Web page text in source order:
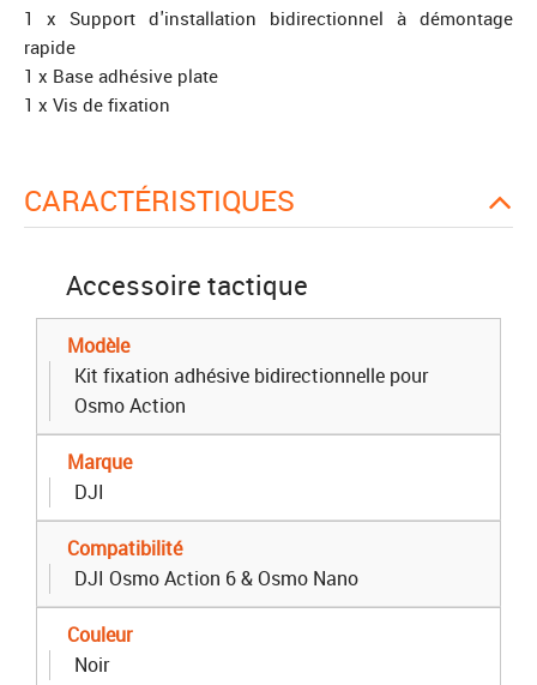
1 x Support d'installation bidirectionnel à démontage
rapide
1 x Base adhésive plate
1 x Vis de fixation
CARACTÉRISTIQUES
Accessoire tactique
Modèle
Kit fixation adhésive bidirectionnelle pour
Osmo Action
Marque
DJI
Compatibilité
DJI Osmo Action 6 & Osmo Nano
Couleur
Noir